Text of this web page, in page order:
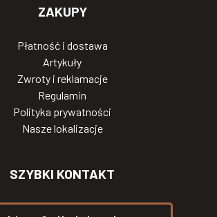
ZAKUPY
Płatność i dostawa
Artykuły
Zwroty i reklamacje
Regulamin
Polityka prywatności
Nasze lokalizacje
SZYBKI KONTAKT